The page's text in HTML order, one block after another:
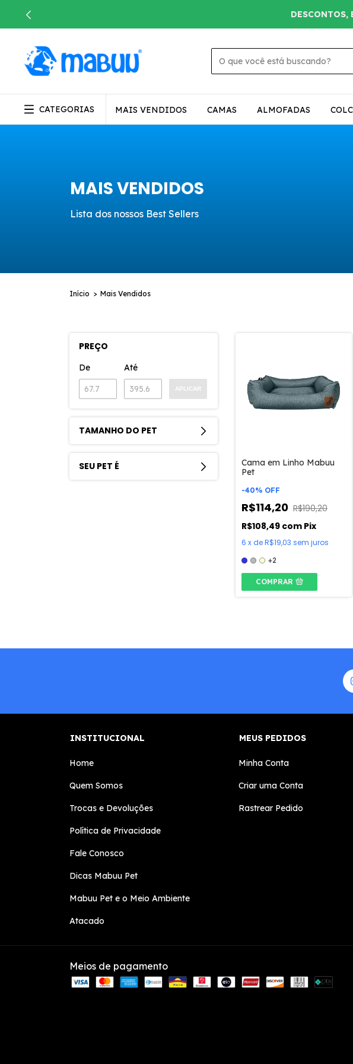
CATEGORIAS MAIS VENDIDOS CAMAS ALMOFADAS
MAIS VENDIDOS
Lista dos nossos Best Sellers
Início > Mais Vendidos
PREÇO
De Até
APLICAR
TAMANHO DO PET
SEU PET É
Cama em Linho Mabuu
Pet
-40% OFF
R$114,20 R$190,20
R$108,49 com Pix
6 x deR$19,03 sem juros
+2
COMPRAR
INSTITUCIONAL
Home
Quem Somos
Trocas e Devoluções
Política de Privacidade
Fale Conosco
Dicas Mabuu Pet
Mabuu Pet e o Meio Ambiente
Atacado
MEUS PEDIDOS
Minha Conta
Criar uma Conta
Rastrear Pedido
Meios de pagamento